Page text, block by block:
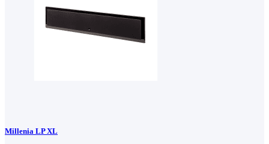
Millenia LP XL